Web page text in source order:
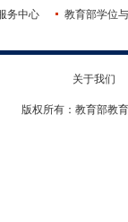
务中心
教育部学位
关于我们
版权所有：教育部教